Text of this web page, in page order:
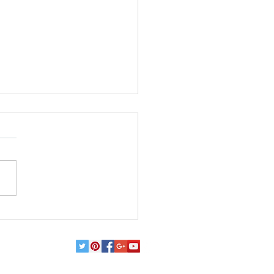
к нам в Telegram
на наш канал в Telegram